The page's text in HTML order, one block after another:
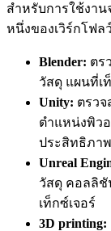
สำหรับการใช้งา
หนึ่งของเวิร์กโฟล
Blender: ตร
วัสดุ แผนที่เ
Unity: ตรวจ
ตำแหน่งพิว
ประสิทธิภา
Unreal
วัสดุ คอลลิชั
เท็กซ์เจอร์
3D printing: